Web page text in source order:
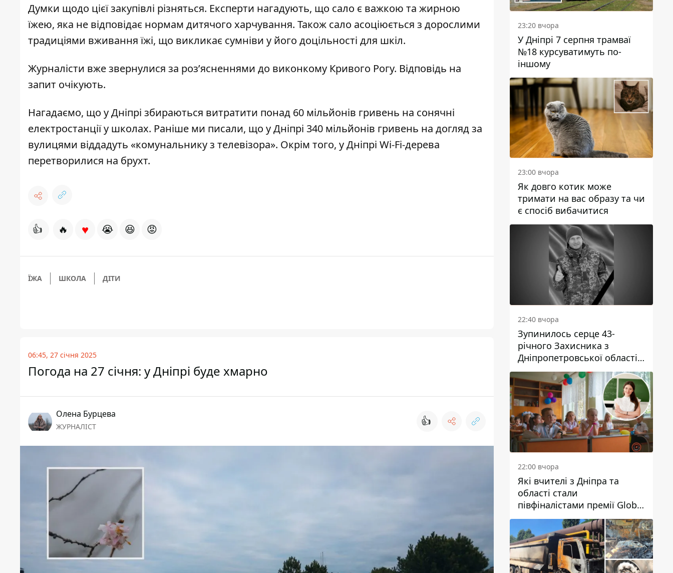
Думки щодо цієї закупівлі різняться. Експерти нагадують, що сало є важкою та жирною
їжею, яка не відповідає нормам дитячого харчування. Також сало асоціюється з дорослими
традиціями вживання їжі, що викликає сумніви у його доцільності для шкіл.
Журналісти вже звернулися за роз’ясненнями до виконкому Кривого Рогу. Відповідь на
запит очікують.
Нагадаємо, що у Дніпрі збираються витратити понад 60 мільйонів гривень на сонячні
електростанції у школах. Раніше ми писали, що у Дніпрі 340 мільйонів гривень на догляд за
вулицями віддадуть «комунальнику з телевізора». Окрім того, у Дніпрі Wi-Fi-дерева
перетворилися на брухт.
👍 🔥 ♥ 😭 😆 😡
ЇЖА ШКОЛА ДІТИ
06:45, 27 січня 2025
Погода на 27 січня: у Дніпрі буде хмарно
Олена Бурцева
ЖУРНАЛІСТ 👍
23:20 вчора
У Дніпрі 7 серпня трамваї
№18 курсуватимуть по-
іншому
23:00 вчора
Як довго котик може
тримати на вас образу та чи
є спосіб вибачитися
22:40 вчора
Зупинилось серце 43-
річного Захисника з
Дніпропетровської області
Євгена Зінченка
22:00 вчора
Які вчителі з Дніпра та
області стали
півфіналістами премії Global
Teacher Prize Ukraine 2026